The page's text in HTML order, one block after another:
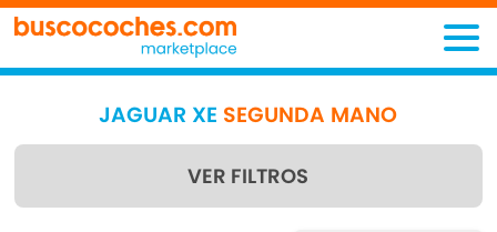
JAGUAR XE SEGUNDA MANO
VER FILTROS